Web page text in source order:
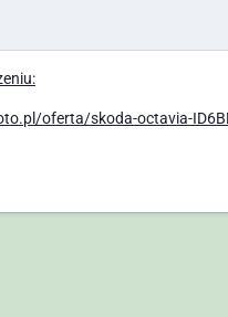
oferta/skoda-octavia-